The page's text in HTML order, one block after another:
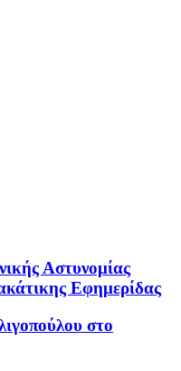
Αστυνομίας
Εφημερίδας
στο